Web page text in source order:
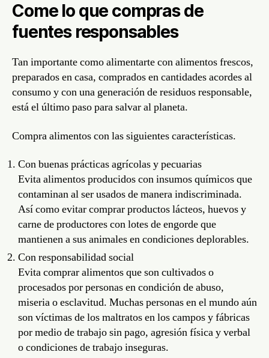
Come lo que compras de
fuentes responsables
Tan importante como alimentarte con alimentos frescos,
preparados en casa, comprados en cantidades acordes al
consumo y con una generación de residuos responsable,
está el último paso para salvar al planeta.
Compra alimentos con las siguientes características.
Con buenas prácticas agrícolas y pecuarias
Evita alimentos producidos con insumos químicos que
contaminan al ser usados de manera indiscriminada.
Así como evitar comprar productos lácteos, huevos y
carne de productores con lotes de engorde que
mantienen a sus animales en condiciones deplorables.
Con responsabilidad social
Evita comprar alimentos que son cultivados o
procesados por personas en condición de abuso,
miseria o esclavitud. Muchas personas en el mundo aún
son víctimas de los maltratos en los campos y fábricas
por medio de trabajo sin pago, agresión física y verbal
o condiciones de trabajo inseguras.